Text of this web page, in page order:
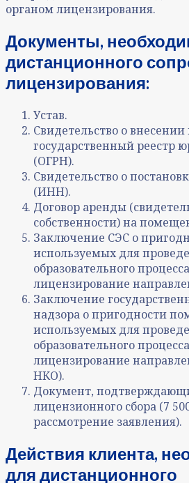
органом лицензирования.
Документы,
дистанционного
лицензирования:
Устав.
Свидетельство о
государственный реестр
(ОГРН).
Свидетельство о
(ИНН).
Договор аренды
собственности) на
Заключение СЭС о
используемых для
образовательного
лицензирование
Заключение
надзора о пригодности
используемых для
образовательного
лицензирование
НКО).
Документ,
лицензионного сбора (7
рассмотрение заявления).
Действия клиента,
для дистанционного